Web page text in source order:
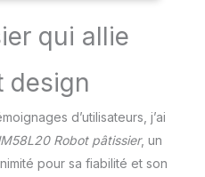
la puissance de 1000
assurent un mélange
parfait, sans
de régime même
une longue
Le bol en acier
de grande
qui allie
design
d’utilisateurs, j’ai
Robot pâtissier, un
pour sa fiabilité et son